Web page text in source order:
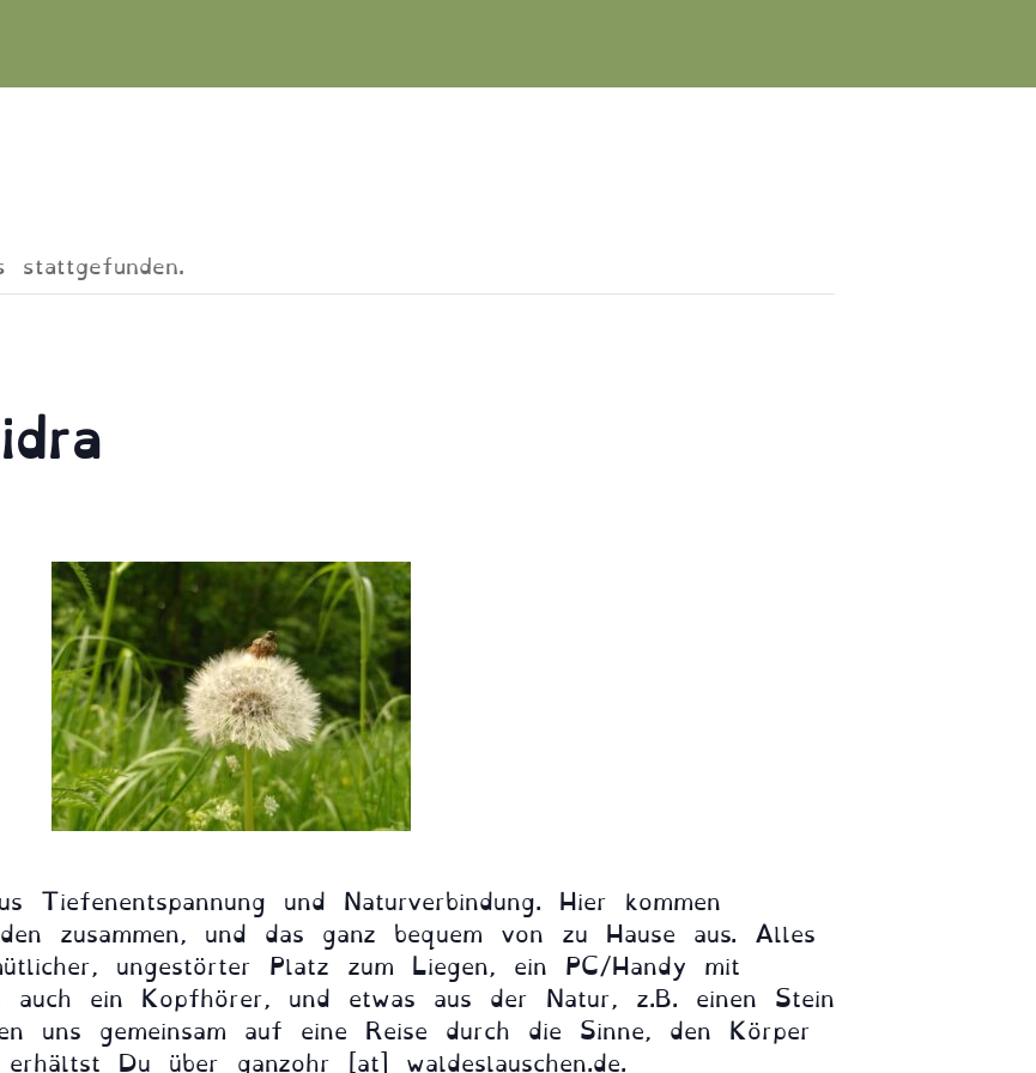
stattgefunden.
Tiefenentspannung und Naturverbindung. Hier kommen
zusammen, und das ganz bequem von zu Hause aus. Alles
ungestörter Platz zum Liegen, ein PC/Handy mit
auch ein Kopfhörer, und etwas aus der Natur, z.B. einen Stein
uns gemeinsam auf eine Reise durch die Sinne, den Körper
Du über ganzohr [at] waldeslauschen.de.